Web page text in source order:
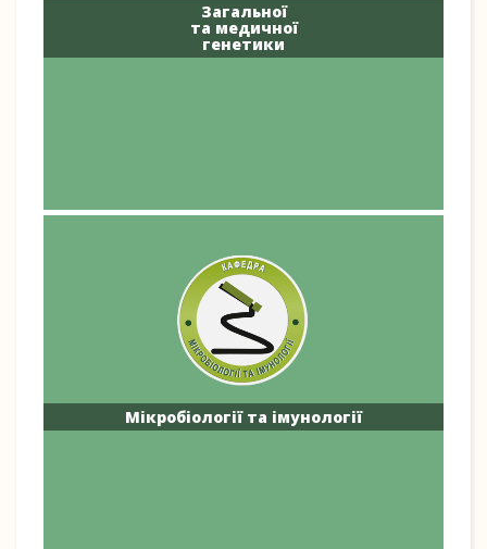
Загальної
та медичної
генетики
Мікробіології та імунології